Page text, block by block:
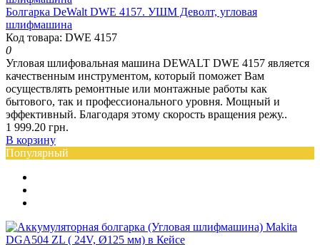
Болгарка DeWalt DWE 4157. УШМ Деволт, угловая
шлифмашина
Код товара: DWE 4157
0
Угловая шлифовальная машина DEWALT DWE 4157 является
качественным инструментом, который поможет Вам
осуществлять ремонтные или монтажные работы как
бытового, так и профессионального уровня. Мощный и
эффективный. Благодаря этому скорость вращения режу..
1 999.20 грн.
В корзину
Популярный